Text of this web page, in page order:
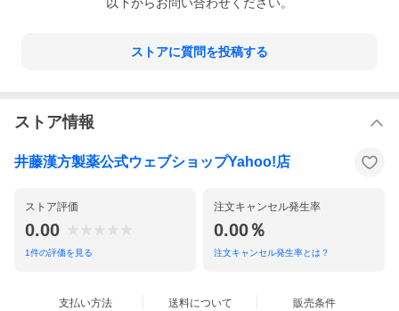
以下からお問い合わせください。
ストアに質問を投稿する
ストア情報
井藤漢方製薬公式ウェブショップYahoo!店
ストア評価
0.00
1件の評価を見る
注文キャンセル発生率
0.00％
注文キャンセル発生率とは？
支払い方法 送料について 販売条件